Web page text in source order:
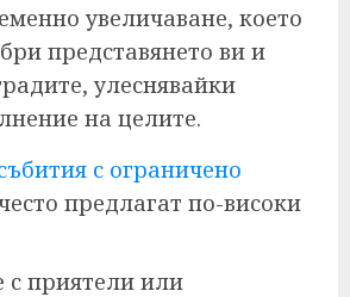
увеличаване, което
представянето ви и
улеснявайки
на целите.
с ограничено
предлагат по-високи
с приятели или